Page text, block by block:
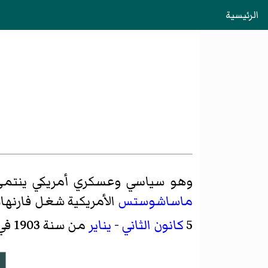
الرئيسية
وهو سياسي وعسكري أمريكي
ماساشوستس الأمريكية شغل
5كانون الثاني- يناير من سنة 1903 في ولاية فيرمونت.